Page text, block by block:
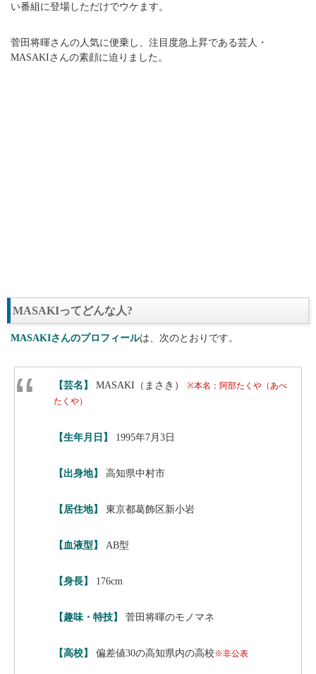
い番組に登場しただけでウケます。
菅田将暉さんの人気に便乗し、注目度急上昇である芸人・
MASAKIさんの素顔に迫りました。
MASAKIってどんな人?
MASAKIさんのプロフィールは、次のとおりです。
【芸名】 MASAKI（まさき） ※本名：阿部たくや（あべ
たくや）
【生年月日】 1995年7月3日
【出身地】 高知県中村市
【居住地】 東京都葛飾区新小岩
【血液型】 AB型
【身長】 176cm
【趣味・特技】 菅田将暉のモノマネ
【高校】 偏差値30の高知県内の高校※非公表